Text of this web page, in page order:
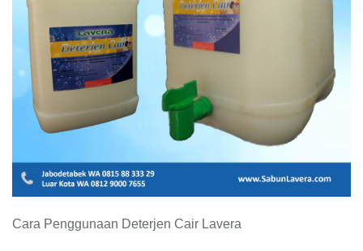
Cara Penggunaan Deterjen Cair Lavera